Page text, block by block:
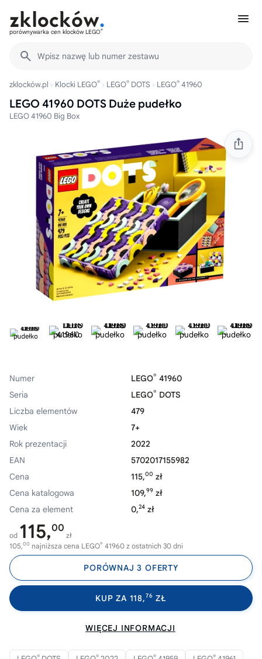
porównywarka cen klocków LEGO®
Wpisz nazwę lub numer zestawu
zklocków.pl Klocki LEGO® LEGO® DOTS LEGO® 41960
LEGO 41960 DOTS Duże pudełko
LEGO 41960 Big Box
Numer LEGO® 41960
Seria
LEGO® DOTS
Liczba elementów
479
Wiek
7+
Rok prezentacji
2022
EAN
5702017155982
Cena
115,00 zł
Cena katalogowa
109,99 zł
Cena za element
0,24 zł
od 115,00
zł
105,00 najniższa cena LEGO® 41960 z ostatnich 30 dni
PORÓWNAJ 3 OFERTY
KUP ZA 118,76 ZŁ
WIĘCEJ INFORMACJI
® ® ® ®